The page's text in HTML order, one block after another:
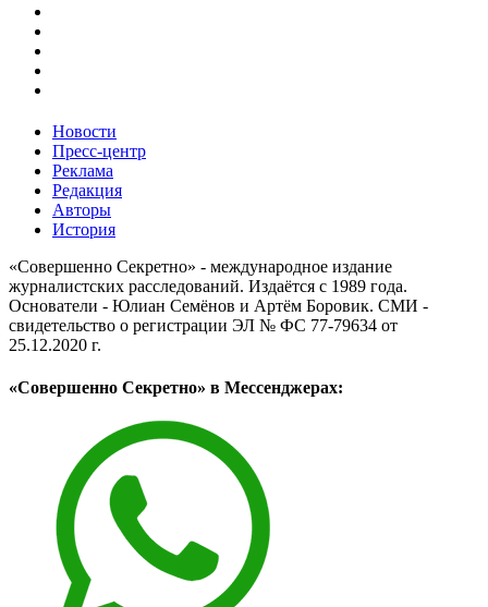
Новости
Пресс-центр
Реклама
Редакция
Авторы
История
«Совершенно Секретно» - международное издание
журналистских расследований. Издаётся с 1989 года.
Основатели - Юлиан Семёнов и Артём Боровик. CМИ -
свидетельство о регистрации ЭЛ № ФС 77-79634 от
25.12.2020 г.
«Совершенно Секретно» в Мессенджерах: